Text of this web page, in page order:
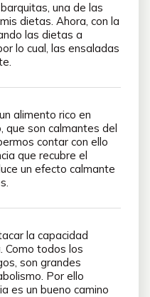
una de las
dietas. Ahora, con la
las dietas a
lo cual, las ensaladas
alimento rico en
que son calmantes del
contar con ello
que recubre el
un efecto calmante
la capacidad
Como todos los
son grandes
Por ello
es un bueno camino